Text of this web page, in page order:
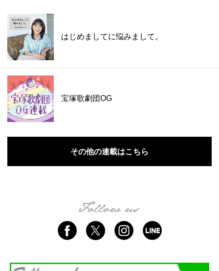
はじめましてに悩みまして。
宝塚歌劇団OG
その他の連載はこちら